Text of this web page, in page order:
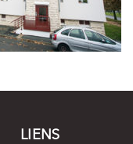
LIENS